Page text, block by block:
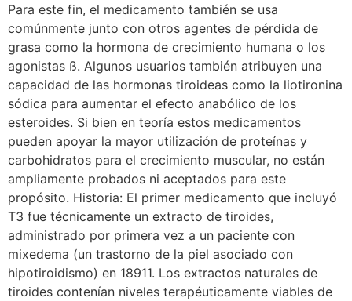
Para este fin, el medicamento también se usa
comúnmente junto con otros agentes de pérdida de
grasa como la hormona de crecimiento humana o los
agonistas ß. Algunos usuarios también atribuyen una
capacidad de las hormonas tiroideas como la liotironina
sódica para aumentar el efecto anabólico de los
esteroides. Si bien en teoría estos medicamentos
pueden apoyar la mayor utilización de proteínas y
carbohidratos para el crecimiento muscular, no están
ampliamente probados ni aceptados para este
propósito. Historia: El primer medicamento que incluyó
T3 fue técnicamente un extracto de tiroides,
administrado por primera vez a un paciente con
mixedema (un trastorno de la piel asociado con
hipotiroidismo) en 18911. Los extractos naturales de
tiroides contenían niveles terapéuticamente viables de